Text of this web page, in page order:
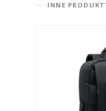
INNE